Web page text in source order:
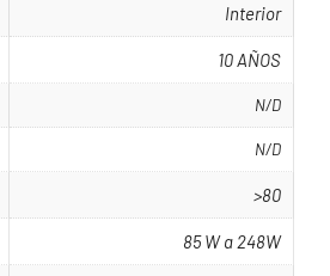
Interior
10 AÑOS
N/D
N/D
>80
85 W a 248W